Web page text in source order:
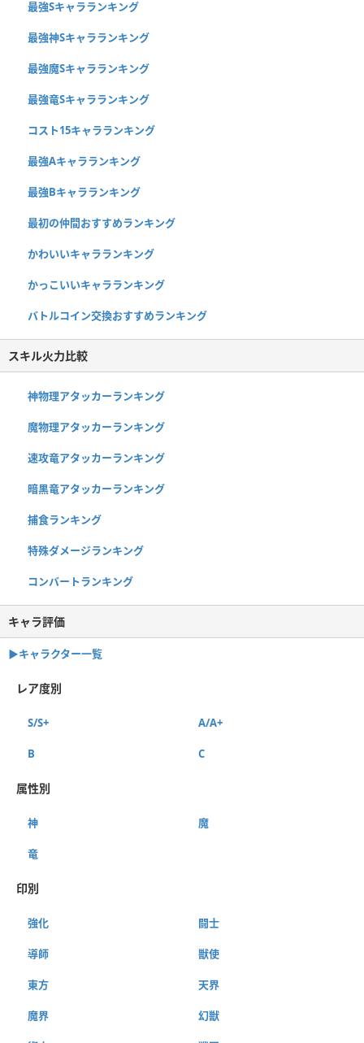
最強Sキャラランキング
最強神Sキャラランキング
最強魔Sキャラランキング
最強竜Sキャラランキング
コスト15キャラランキング
最強Aキャラランキング
最強Bキャラランキング
最初の仲間おすすめランキング
かわいいキャラランキング
かっこいいキャラランキング
バトルコイン交換おすすめランキング
スキル火力比較
神物理アタッカーランキング
魔物理アタッカーランキング
速攻竜アタッカーランキング
暗黒竜アタッカーランキング
捕食ランキング
特殊ダメージランキング
コンバートランキング
キャラ評価
▶︎キャラクター一覧
レア度別
S/S+ A/A+
B C
属性別
神 魔
竜
印別
強化 闘士
導師 獣使
東方 天界
魔界 幻獣